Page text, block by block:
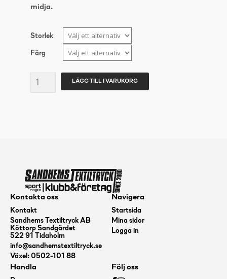
midja.
Storlek
Färg
CRAFT
Unisex
mängd
LÄGG TILL I VARUKORG
Kontakta oss
Kontakt
Sandhems Textiltryck AB
Köttorp Sandgärdet
522 91 Tidaholm
info@sandhemstextiltryck.se
Växel: 0502-101 88
Navigera
Startsida
Mina sidor
Logga in
Handla Följ oss